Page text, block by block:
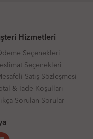
Hizmetleri
Seçenekleri
Teslimat Seçenekleri
Satış Sözleşmesi
& İade Koşulları
Sorulan Sorular